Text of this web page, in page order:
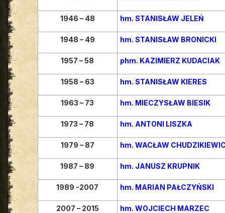
1946 – 48 hm. STANISŁAW JELEŃ
1948 – 49 hm. STANISŁAW BRONICKI
1957 – 58 phm. KAZIMIERZ KUDACIAK
1958 – 63 hm. STANISŁAW KIERES
1963 – 73 hm. MIECZYSŁAW BIESIK
1973 – 78 hm. ANTONI LISZKA
1979 – 87 hm. WACŁAW
1987 – 89 hm. JANUSZ KRUPNIK
1989 -2007 hm. MARIAN PAŁCZYŃSKI
2007 – 2015 hm. WOJCIECH MARZEC